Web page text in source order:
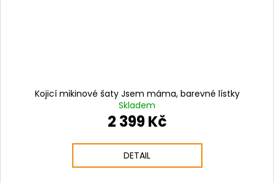
Kojicí mikinové šaty Jsem máma, barevné lístky
Skladem
2 399 Kč
DETAIL